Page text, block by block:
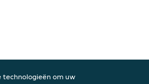
technologieën om uw